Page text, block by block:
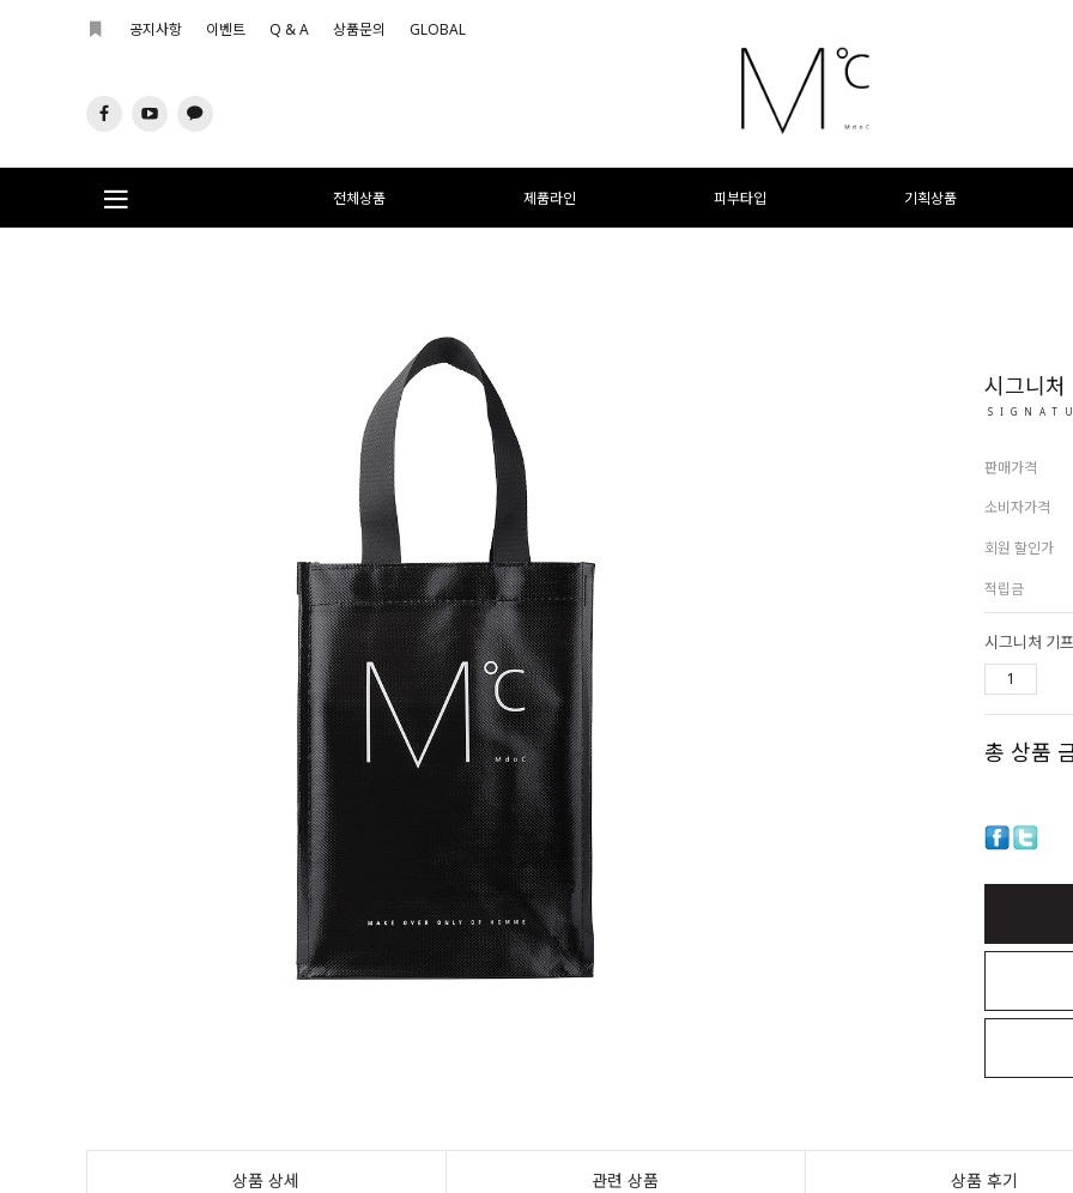
공지사항 이벤트 Q & A 상품문의 GLOBAL
전체상품 제품라인 피부타입 기획상품
시그니처
판매가격
소비자가격
회원 할인가
적립금
시그니처 기
총 상품
상품 상세 관련 상품 상품 후기